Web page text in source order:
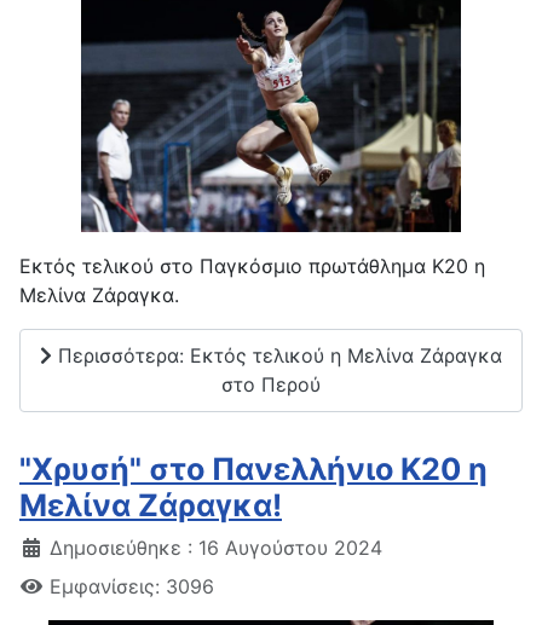
Εκτός τελικού στο Παγκόσμιο πρωτάθλημα Κ20 η
Μελίνα Ζάραγκα.
Περισσότερα: Εκτός τελικού η Μελίνα Ζάραγκα
στο Περού
"Χρυσή" στο Πανελλήνιο Κ20 η
Μελίνα Ζάραγκα!
Δημοσιεύθηκε : 16 Αυγούστου 2024
Εμφανίσεις: 3096